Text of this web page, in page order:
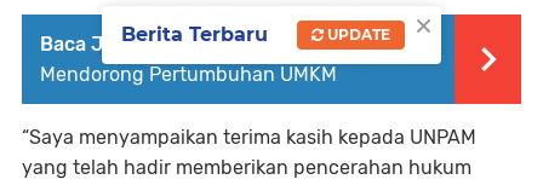
Baca Juga : Peran E-commerce Dalam
Mendorong Pertumbuhan UMKM
“Saya menyampaikan terima kasih kepada UNPAM
yang telah hadir memberikan pencerahan hukum
×
Berita Terbaru UPDATE